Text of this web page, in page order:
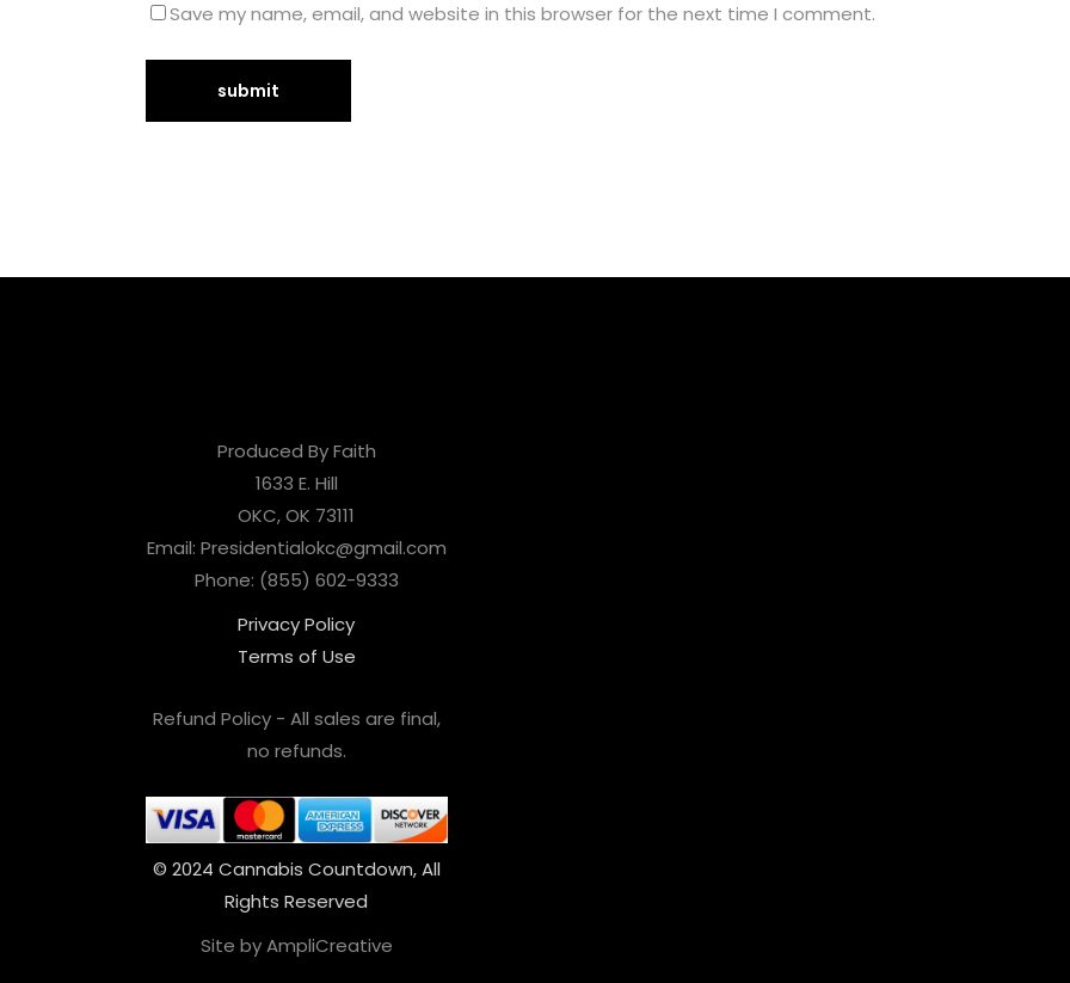
Save my name, email, and website in this browser for the next time I comment.
Produced By Faith
1633 E. Hill
OKC, OK 73111
Email: Presidentialokc@gmail.com
Phone: (855) 602-9333
Privacy Policy
Terms of Use
Refund Policy - All sales are final,
no refunds.
© 2024 Cannabis Countdown, All
Rights Reserved
Site by AmpliCreative